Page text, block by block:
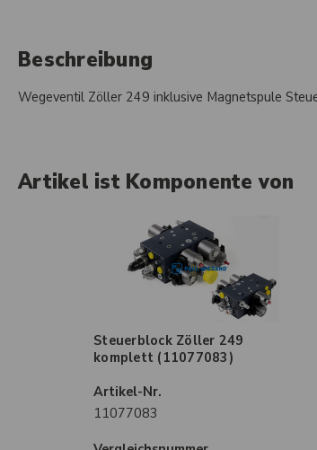
Beschreibung
Wegeventil Zöller 249 inklusive Magnetspule
Artikel ist Komponente von
Steuerblock Zöller 249
komplett (11077083)
Artikel-Nr.
11077083